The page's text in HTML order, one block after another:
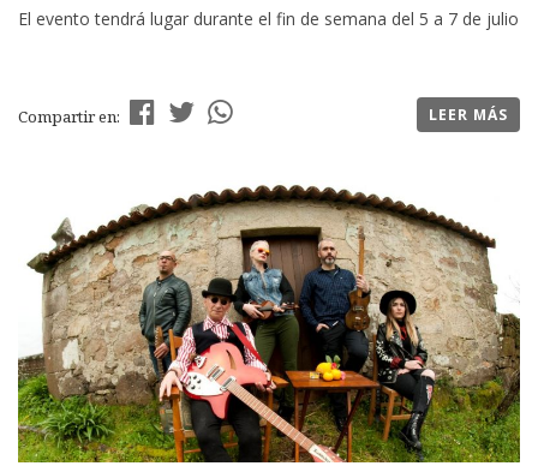
El evento tendrá lugar durante el fin de semana del 5 a 7 de julio
Compartir en: LEER MÁS